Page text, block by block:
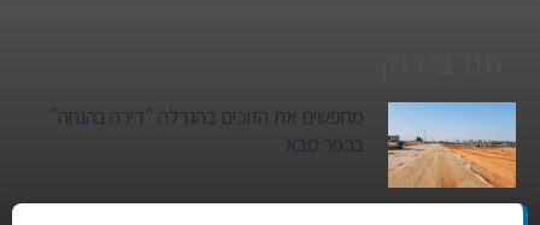
מחפשים את הזוכים בהגרלה "דירה בהנחה"
בכפר סבא